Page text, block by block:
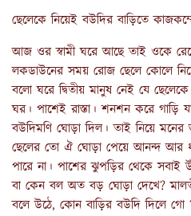
ছেলেকে নিয়েই বউদির বাড়িতে
আজ ওর স্বামী ঘরে আছে তাই ওকে
লকডাউনের সময় রোজ ছেলে কোলে
বলো ঘরে দ্বিতীয় মানুষ নেই যে
ঘর। পাশেই রাস্তা। শনশন করে গাড়ি
বউদিমণি ঘোড়া দিল। তাই নিয়ে
ছেলের তো ঐ ঘোড়া পেয়ে আনন্দ আর
পারে না। পাশের ঝুপড়ির থেকে সবাই
বা কেন বল অত বড় ঘোড়া দেখে?
বলে উঠে, কোন বাড়ির বউদি দিলে গো